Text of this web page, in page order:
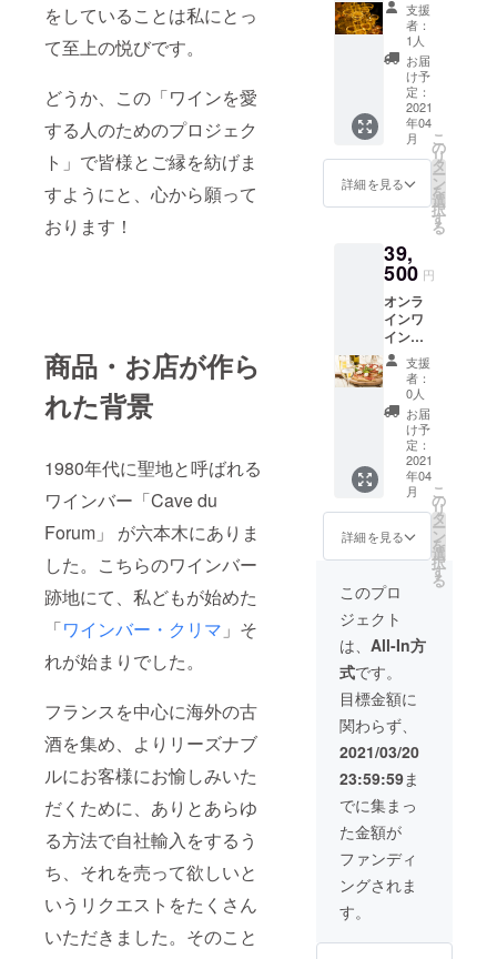
をしていることは私にとっ
て至上の悦びです。
どうか、この「ワインを愛
する人のためのプロジェク
ト」で皆様とご縁を紡げま
すようにと、心から願って
おります！
商品・お店が作ら
れた背景
1980年代に聖地と呼ばれる
ワインバー「Cave du
Forum」 が六本木にありま
した。こちらのワインバー
跡地にて、私どもが始めた
「ワインバー・クリマ 」そ
れが始まりでした。
フランスを中心に海外の古
酒を集め、よりリーズナブ
ルにお客様にお愉しみいた
だくために、ありとあらゆ
る方法で自社輸入をするう
ち、それを売って欲しいと
いうリクエストをたくさん
いただきました。そのこと
してい
ます。
動画内
に演奏
の紹介
もござ
いま
す。 ぜ
ひお楽
しみに♪
（酒販
1037）
ミュー
ジシャ
ンや、
ワイン
醸造に
関わる
方々が
同じワ
インを
してい
ます。
どんな
ワイン
が届く
かは、
到着ま
でのお
楽し
み！心
を込め
てセレ
クト致
します♪
動画内
に演奏
の紹介
す。
免許番
号：麻
1037）
分の参
加権で
す。 事
前にワ
インの
お届け
をしま
す。 限
定公開
アドレ
スによ
るオン
ワイン
バーご
視聴で
きま
す。 動
画で
は、プ
ミュー
ジシャ
ンや、
ワイン
醸造に
関わる
方々が
同じワ
インを
トーク
してい
ます。
どんな
ワイン
が届く
かは、
到着ま
でのお
楽し
み！心
を込め
てセレ
クト致
します♪
動画内
に演奏
の紹介
す。
支援
者：
1人
お届
け予
定：
2021
年04
月
詳細を見る
こ
の
リ
タ
ー
ン
を
選
択
す
る
39,
500 円
オンラ
インワ
イン
バー5回
分の参
加権で
す。 事
前にワ
インの
お届け
をしま
す。 限
定公開
アドレ
スによ
るオン
ライン
ワイン
バーご
視聴で
きま
す。 動
画で
は、プ
ロ
ミュー
ジシャ
ンや、
ワイン
醸造に
関わる
方々が
同じワ
インを
トーク
支援
者：
0人
お届
け予
定：
2021
年04
月
詳細を見る
こ
の
リ
タ
ー
ン
を
選
択
す
る
このプロ
ジェクト
は、 All-In方
式です。
目標金額に
関わらず、
2021/03/20
23:59:59ま
でに集まっ
た金額が
ファンディ
ングされま
す。